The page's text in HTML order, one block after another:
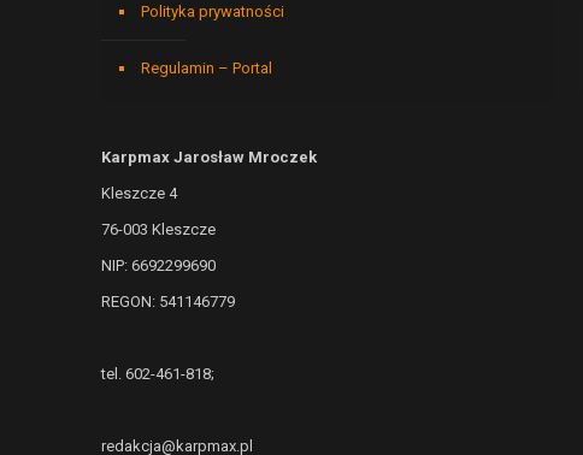
Polityka prywatności
Regulamin – Portal
Karpmax Jarosław Mroczek
Kleszcze 4
76-003 Kleszcze
NIP: 6692299690
REGON: 541146779
tel. 602-461-818;
redakcja@karpmax.pl